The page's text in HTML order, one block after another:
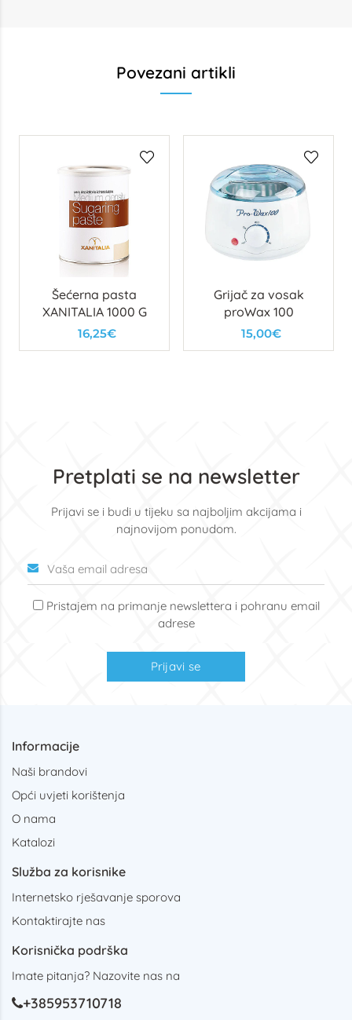
Povezani artikli
Šećerna pasta
XANITALIA 1000 G
16,25€
Grijač za vosak
proWax 100
15,00€
Pretplati se na newsletter
Prijavi se i budi u tijeku sa najboljim akcijama i
najnovijom ponudom.
Pristajem na primanje newslettera i pohranu email
adrese
Prijavi se
Informacije
Naši brandovi
Opći uvjeti korištenja
O nama
Katalozi
Služba za korisnike
Internetsko rješavanje sporova
Kontaktirajte nas
Korisnička podrška
Imate pitanja? Nazovite nas na
+385953710718